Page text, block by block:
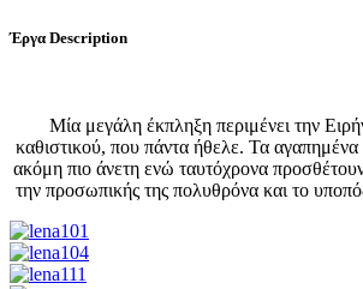
Έργα Description
Μία μεγάλη έκπληξη περιμένει την
καθιστικού, που πάντα ήθελε. Τα
ακόμη πιο άνετη ενώ ταυτόχρονα
την προσωπικής της πολυθρόνα και το